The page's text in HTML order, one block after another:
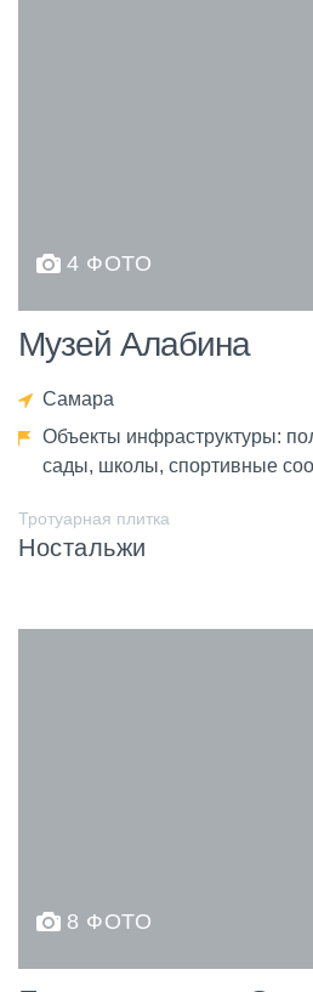
4 ФОТО
Музей Алабина
Самара
Объекты инфраструктуры:
сады, школы, спортивные
Тротуарная плитка
Ностальжи
8 ФОТО